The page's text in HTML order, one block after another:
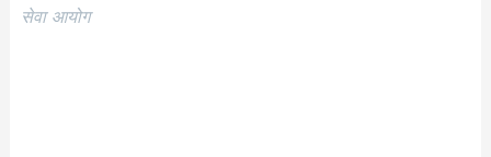
सेवा आयोग